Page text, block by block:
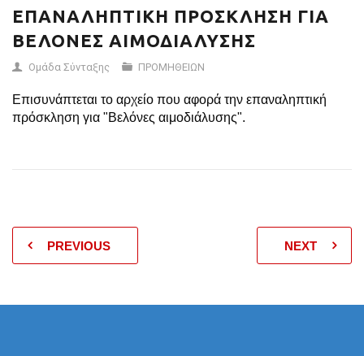
ΕΠΑΝΑΛΗΠΤΙΚΗ ΠΡΟΣΚΛΗΣΗ ΓΙΑ
ΒΕΛΟΝΕΣ ΑΙΜΟΔΙΑΛΥΣΗΣ
Ομάδα Σύνταξης ΠΡΟΜΗΘΕΙΩΝ
Επισυνάπτεται το αρχείο που αφορά την επαναληπτική
πρόσκληση για "Βελόνες αιμοδιάλυσης".
PREVIOUS NEXT